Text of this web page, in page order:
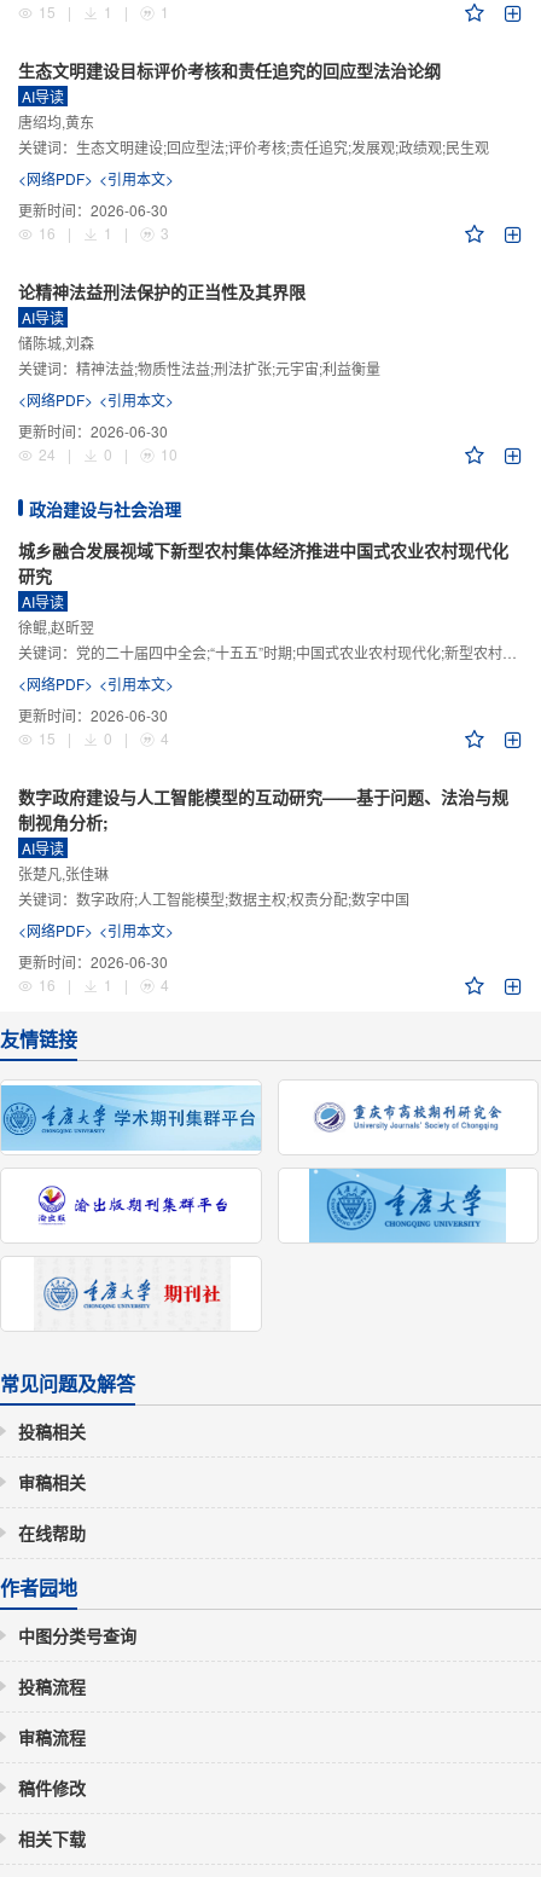
15
| 1 | 1
生态文明建设目标评价考核和责任追究的回应型法治论纲
AI导读
唐绍均,黄东
关键词： 生态文明建设;回应型法;评价考核;责任追究;发展观;政绩观;民生观
<网络PDF> <引用本文>
更新时间： 2026-06-30
16
| 1 | 3
论精神法益刑法保护的正当性及其界限
AI导读
储陈城,刘森
关键词： 精神法益;物质性法益;刑法扩张;元宇宙;利益衡量
<网络PDF> <引用本文>
更新时间： 2026-06-30
24
| 0 | 10
政治建设与社会治理
城乡融合发展视域下新型农村集体经济推进中国式农业农村现代化
研究
AI导读
徐鲲,赵昕翌
关键词： 党的二十届四中全会;“十五五”时期;中国式农业农村现代化;新型农村集体经济;城乡融合发展;新质生产力
<网络PDF> <引用本文>
更新时间： 2026-06-30
15
| 0 | 4
数字政府建设与人工智能模型的互动研究——基于问题、法治与规
制视角分析;
AI导读
张楚凡,张佳琳
关键词： 数字政府;人工智能模型;数据主权;权责分配;数字中国
<网络PDF> <引用本文>
更新时间： 2026-06-30
16
| 1 | 4
友情链接
常见问题及解答
投稿相关
审稿相关
在线帮助
作者园地
中图分类号查询
投稿流程
审稿流程
稿件修改
相关下载